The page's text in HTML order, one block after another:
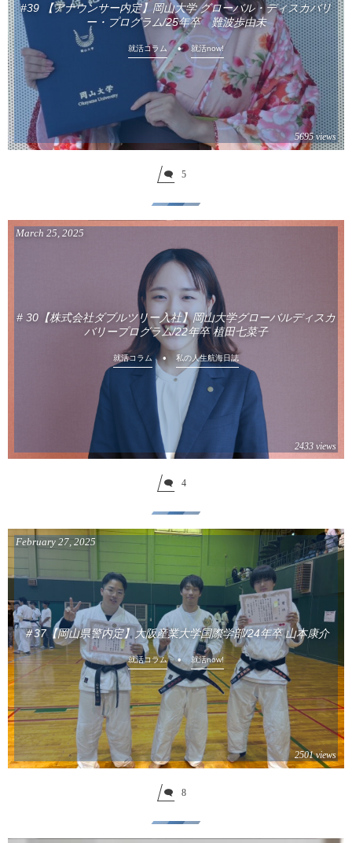
#39 【アナウンサー内定】岡山大学 グローバル・ディスカバリ
ー・プログラム/25年卒 難波歩由未
就活コラム 就活now!
5695 views
5
# 30【株式会社ダブルツリー入社】岡山大学グローバルディスカ
バリープログラム/22年卒 植田七菜子
March 25 2025
就活コラム 私の人生航海日誌
2433 views
4
＃37【岡山県警内定】大阪産業大学国際学部/24年卒 山本康介
February 27, 2025
就活コラム 就活now!
2501 views
8